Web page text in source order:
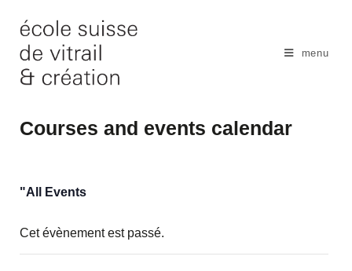
content
menu
Courses and events calendar
"All Events
Cet évènement est passé.